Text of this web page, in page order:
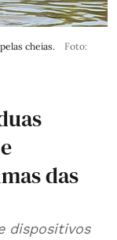
cheias.
Foto:
das
dispositivos